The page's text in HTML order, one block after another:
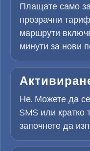
Плащате само
прозрачни
маршрути
минути за нови
Не. Можете да
SMS или
започнете да